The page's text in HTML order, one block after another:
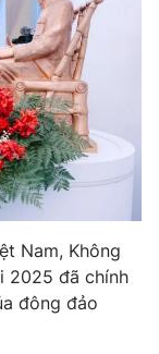
Nam, Không
2025 đã chính
đông đảo